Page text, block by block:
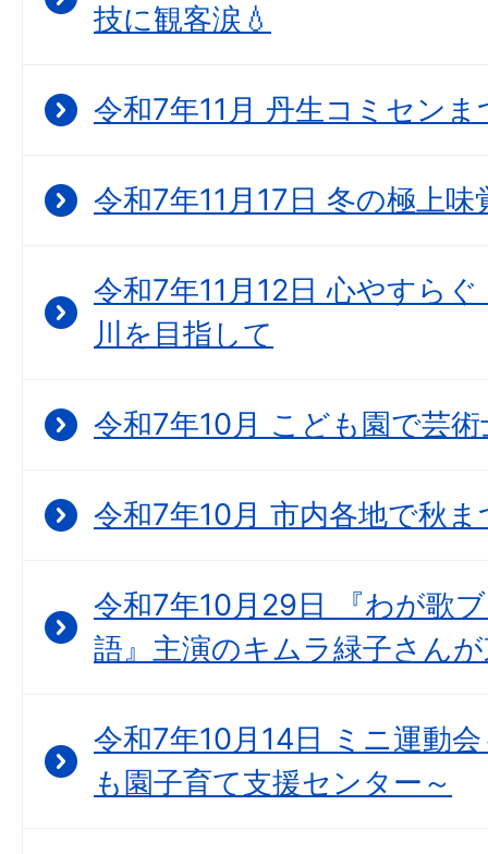
技に観客涙💧
令和7年11月 丹生コミセン
令和7年11月17日 冬の極上
令和7年11月12日 心やすら
川を目指して
令和7年10月 こども園で芸
令和7年10月 市内各地で秋
令和7年10月29日 『わが歌
語』主演のキムラ緑子さん
令和7年10月14日 ミニ運動
も園子育て支援センター～